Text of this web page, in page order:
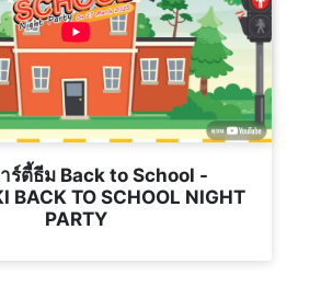
ร์ตี้ธีม Back to School -
BACK TO SCHOOL NIGHT
PARTY